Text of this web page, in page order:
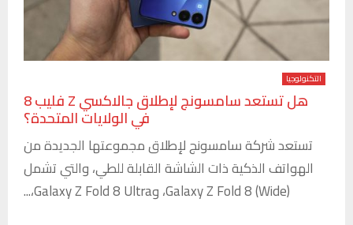
التكنولوجيا
هل تستعد سامسونج لإطلاق جالاكسي Z فليب 8
في الولايات المتحدة؟
تستعد شركة سامسونج لإطلاق مجموعتها الجديدة من
الهواتف الذكية ذات الشاشة القابلة للطي، والتي تشمل
Galaxy Z Fold 8 (Wide)، وGalaxy Z Fold 8 Ultra،...